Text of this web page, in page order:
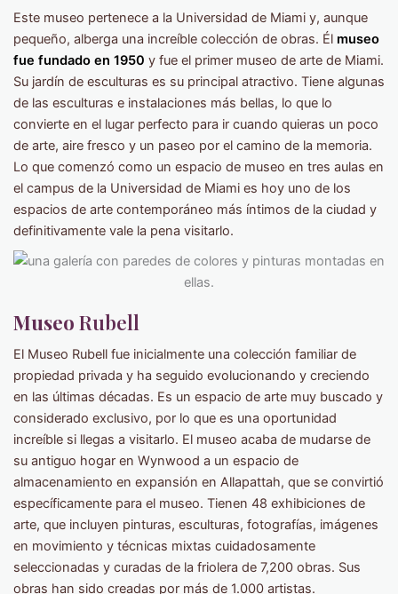
Este museo pertenece a la Universidad de Miami y, aunque
pequeño, alberga una increíble colección de obras. Él museo
fue fundado en 1950 y fue el primer museo de arte de Miami.
Su jardín de esculturas es su principal atractivo. Tiene algunas
de las esculturas e instalaciones más bellas, lo que lo
convierte en el lugar perfecto para ir cuando quieras un poco
de arte, aire fresco y un paseo por el camino de la memoria.
Lo que comenzó como un espacio de museo en tres aulas en
el campus de la Universidad de Miami es hoy uno de los
espacios de arte contemporáneo más íntimos de la ciudad y
definitivamente vale la pena visitarlo.
Museo Rubell
El Museo Rubell fue inicialmente una colección familiar de
propiedad privada y ha seguido evolucionando y creciendo
en las últimas décadas. Es un espacio de arte muy buscado y
considerado exclusivo, por lo que es una oportunidad
increíble si llegas a visitarlo. El museo acaba de mudarse de
su antiguo hogar en Wynwood a un espacio de
almacenamiento en expansión en Allapattah, que se convirtió
específicamente para el museo. Tienen 48 exhibiciones de
arte, que incluyen pinturas, esculturas, fotografías, imágenes
en movimiento y técnicas mixtas cuidadosamente
seleccionadas y curadas de la friolera de 7,200 obras. Sus
obras han sido creadas por más de 1.000 artistas.